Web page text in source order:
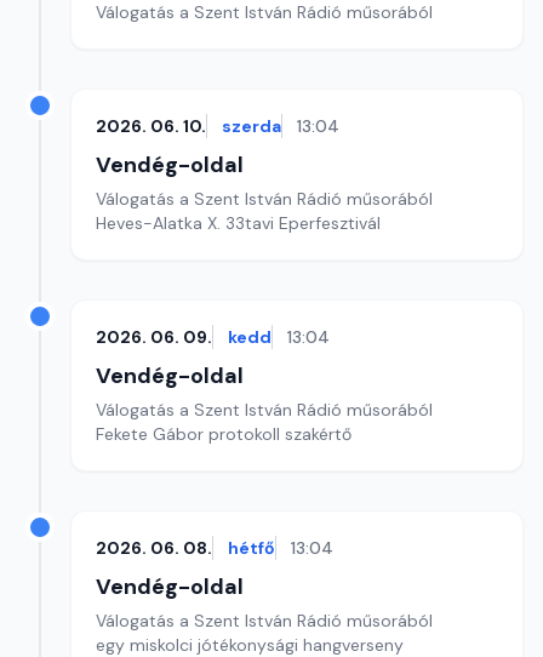
Válogatás a Szent István Rádió műsorából
2026. 06. 10. szerda 13:04
Vendég-oldal
Válogatás a Szent István Rádió műsorából
Heves-Alatka X. 33tavi Eperfesztivál
2026. 06. 09. kedd 13:04
Vendég-oldal
Válogatás a Szent István Rádió műsorából
Fekete Gábor protokoll szakértő
2026. 06. 08. hétfő 13:04
Vendég-oldal
Válogatás a Szent István Rádió műsorából
egy miskolci jótékonysági hangverseny